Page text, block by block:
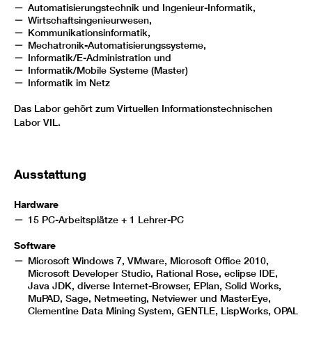
Automatisierungstechnik und Ingenieur-Informatik,
Wirtschaftsingenieurwesen,
Kommunikationsinformatik,
Mechatronik-Automatisierungssysteme,
Informatik/E-Administration und
Informatik/Mobile Systeme (Master)
Informatik im Netz
Das Labor gehört zum Virtuellen Informationstechnischen
Labor VIL.
Ausstattung
Hardware
15 PC-Arbeitsplätze + 1 Lehrer-PC
Software
Microsoft Windows 7, VMware, Microsoft Office 2010,
Microsoft Developer Studio, Rational Rose, eclipse IDE,
Java JDK, diverse Internet-Browser, EPlan, Solid Works,
MuPAD, Sage, Netmeeting, Netviewer und MasterEye,
Clementine Data Mining System, GENTLE, LispWorks, OPAL